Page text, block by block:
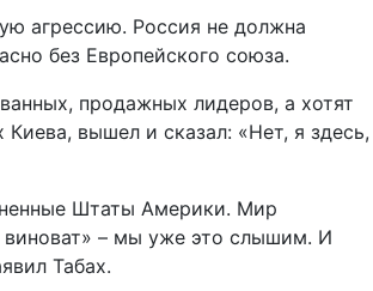
агрессию. Россия не должна
без Европейского союза.
продажных лидеров, а хотят
вышел и сказал: «Нет, я здесь,
Штаты Америки. Мир
виноват» – мы уже это слышим. И
Табах.